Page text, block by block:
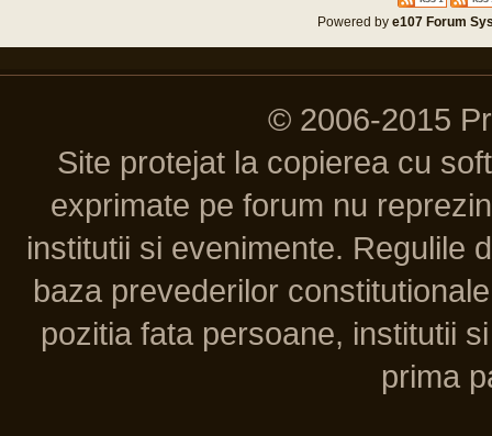
Powered bye107 Forum
© 2006-2015
Site protejat la copierea cu
exprimate pe forum nu
institutii si evenimente. Regulile
baza prevederilor
pozitia fata persoane, institutii
prima